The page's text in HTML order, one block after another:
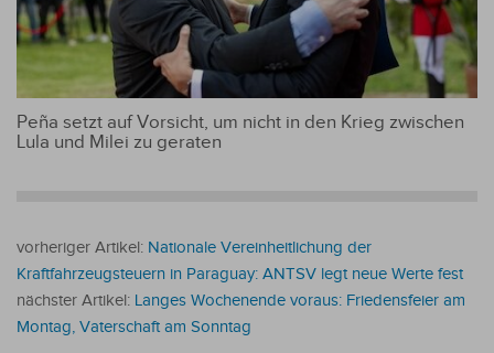
Peña setzt auf Vorsicht, um nicht in den Krieg zwischen
Lula und Milei zu geraten
vorheriger Artikel: Nationale Vereinheitlichung der
Kraftfahrzeugsteuern in Paraguay: ANTSV legt neue Werte fest
nächster Artikel: Langes Wochenende voraus: Friedensfeier am
Montag, Vaterschaft am Sonntag